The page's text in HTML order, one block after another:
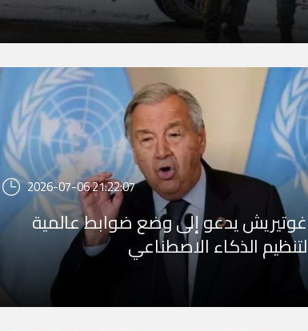
2026-07-06 21:22:07
غوتيريش يدعو إلى وضع ضوابط عالمية
لتنظيم الذكاء الاصطناعي